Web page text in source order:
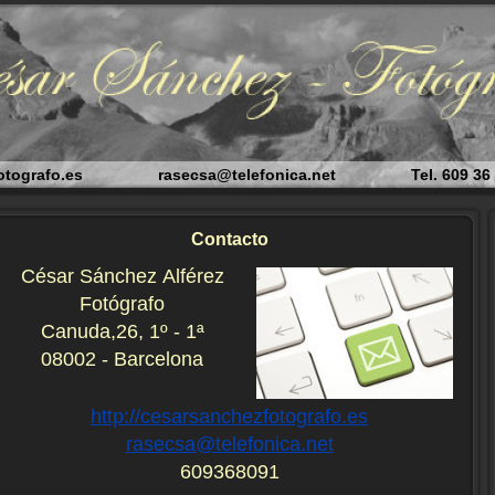
rasecsa@telefonica.net Tel. 609 36
Contacto
César Sánchez Alférez
Fotógrafo
Canuda,26, 1º - 1ª
08002 - Barcelona
http://cesarsanchezfotografo.es
rasecsa@telefonica.net
609368091